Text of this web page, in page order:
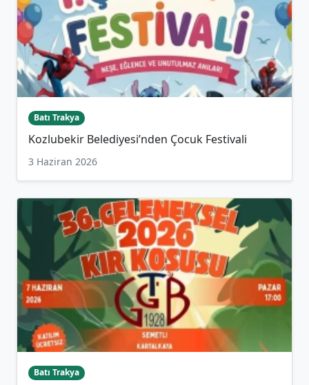
Batı Trakya
Kozlubekir Belediyesi’nden Çocuk Festivali
3 Haziran 2026
Batı Trakya